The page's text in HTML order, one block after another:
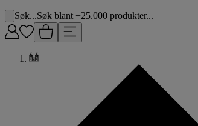
Søk...Søk blant +25.000 produkter...